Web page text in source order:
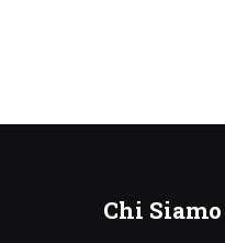
Chi Siamo